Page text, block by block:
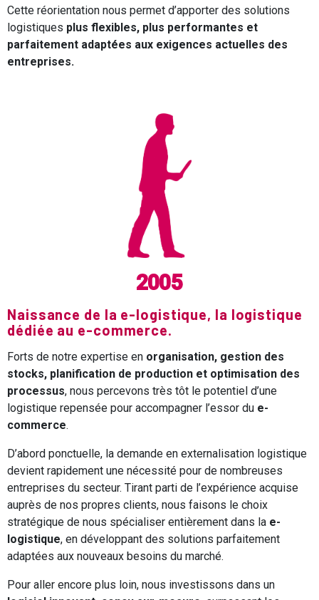
Cette réorientation nous permet d’apporter des solutions
logistiques plus flexibles, plus performantes et
parfaitement adaptées aux exigences actuelles des
entreprises.
2005
Naissance de la e-logistique, la logistique
dédiée au e-commerce.
Forts de notre expertise en organisation, gestion des
stocks, planification de production et optimisation des
processus, nous percevons très tôt le potentiel d’une
logistique repensée pour accompagner l’essor du e-
commerce.
D’abord ponctuelle, la demande en externalisation logistique
devient rapidement une nécessité pour de nombreuses
entreprises du secteur. Tirant parti de l’expérience acquise
auprès de nos propres clients, nous faisons le choix
stratégique de nous spécialiser entièrement dans la e-
logistique, en développant des solutions parfaitement
adaptées aux nouveaux besoins du marché.
Pour aller encore plus loin, nous investissons dans un